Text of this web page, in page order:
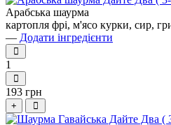
Арабська шаурма
картопля фрі, м'ясо курки, сир,
— Додати інгредієнти
1
193 грн
+